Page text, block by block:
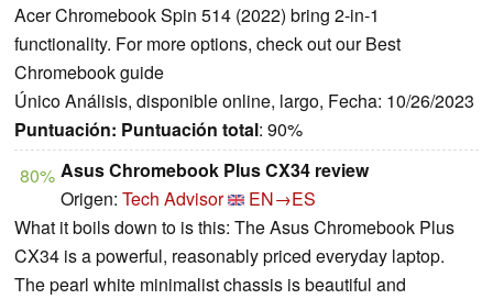
Acer Chromebook Spin 514 (2022) bring 2-in-1
functionality. For more options, check out our Best
Chromebook guide
Único Análisis, disponible online, largo, Fecha: 10/26/2023
Puntuación: Puntuación total: 90%
80% Asus Chromebook Plus CX34 review
Origen: Tech Advisor
EN→ES
What it boils down to is this: The Asus Chromebook Plus
CX34 is a powerful, reasonably priced everyday laptop.
The pearl white minimalist chassis is beautiful and